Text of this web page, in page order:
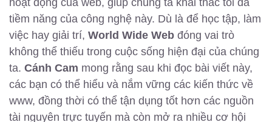
tiềm năng của công nghệ này. Dù là để học tập, làm
việc hay giải trí, World Wide Web đóng vai trò
không thể thiếu trong cuộc sống hiện đại của chúng
ta. Cánh Cam mong rằng sau khi đọc bài viết này,
các bạn có thể hiểu và nắm vững các kiến thức về
www, đồng thời có thể tận dụng tốt hơn các nguồn
tài nguyên trực tuyến mà còn mở ra nhiều cơ hội